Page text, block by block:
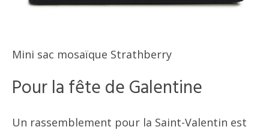
Mini sac mosaïque Strathberry
Pour la fête de Galentine
Un rassemblement pour la Saint-Valentin est